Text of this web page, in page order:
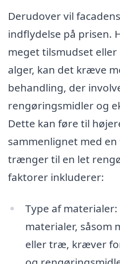
Derudover vil
indflydelse på prisen.
meget tilsmudset eller
alger, kan det kræve
behandling, der
rengøringsmidler og
Dette kan føre til
sammenlignet med
trænger til en let
faktorer inkluderer:
Type af materialer:
materialer, såsom
eller træ, kræver